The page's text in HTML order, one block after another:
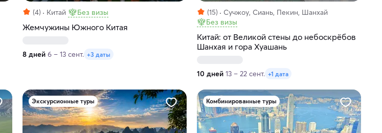
(4) Китай Без визы
Жемчужины Южного Китая
8 дней 6 – 13 сент. +3 даты
(15)
Сучжоу, Сиань, Пекин, Шанхай
Без визы
Китай: от Великой стены до небоскрёбов
Шанхая и гора Хуашань
10 дней 13 – 22 сент. +1 дата
Экскурсионные туры Комбинированные туры